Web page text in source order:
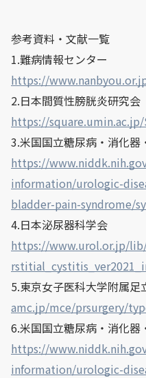
参考資料・文献一覧
1.難病情報センター
https://
2.日本間質性膀胱炎研究会
https://
3.米国国立糖尿病・消化器
https://
information/urologic-
bladder-pain-syndrome/
4.日本泌尿器科学会
https://www.urol.or.jp/
5.東京女子医科大学附属足
amc.jp/mce/prsurgery/
6.米国国立糖尿病・消化器
https://
information/urologic-